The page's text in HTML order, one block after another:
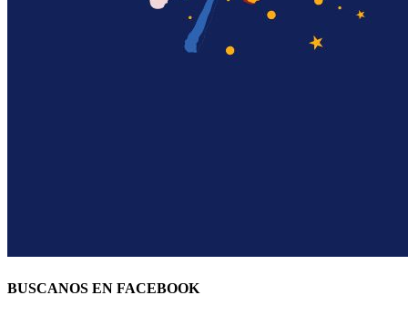
BUSCANOS EN FACEBOOK